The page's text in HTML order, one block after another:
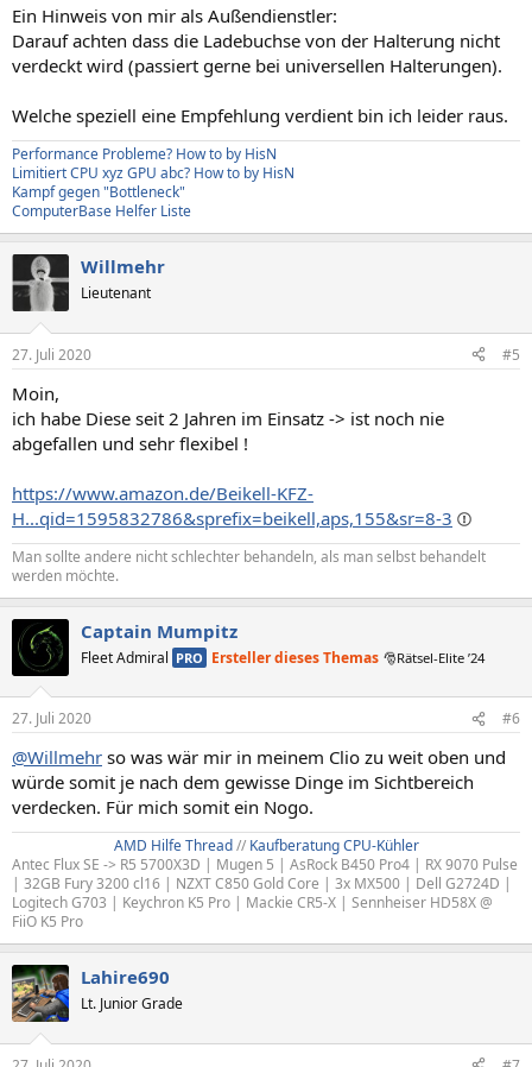
:
Ein Hinweis von mir als Außendienstler:
Darauf achten dass die Ladebuchse von der Halterung nicht
verdeckt wird (passiert gerne bei universellen Halterungen).
Welche speziell eine Empfehlung verdient bin ich leider raus.
Performance Probleme? How to by HisN
Limitiert CPU xyz GPU abc? How to by HisN
Kampf gegen "Bottleneck"
ComputerBase Helfer Liste
Willmehr
Lieutenant
27. Juli 2020 #5
Moin,
ich habe Diese seit 2 Jahren im Einsatz -> ist noch nie
abgefallen und sehr flexibel !
https://www.amazon.de/Beikell-KFZ-
H...qid=1595832786&sprefix=beikell,aps,155&sr=8-3
Man sollte andere nicht schlechter behandeln, als man selbst behandelt
werden möchte.
Captain Mumpitz
Fleet Admiral PRO Ersteller dieses Themas 🎅Rätsel-Elite ’24
27. Juli 2020 #6
@Willmehr so was wär mir in meinem Clio zu weit oben und
würde somit je nach dem gewisse Dinge im Sichtbereich
verdecken. Für mich somit ein Nogo.
AMD Hilfe Thread// Kaufberatung CPU-Kühler
Antec Flux SE -> R5 5700X3D | Mugen 5 | AsRock B450 Pro4 | RX 9070 Pulse
| 32GB Fury 3200 cl16 | NZXT C850 Gold Core | 3x MX500 | Dell G2724D |
Logitech G703 | Keychron K5 Pro | Mackie CR5-X | Sennheiser HD58X @
FiiO K5 Pro
Lahire690
Lt. Junior Grade